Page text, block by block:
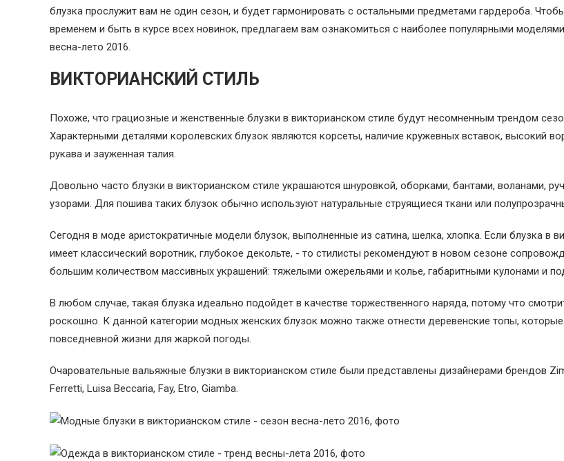
блузка прослужит вам не один сезон, и будет гармонировать с остальными предметами гардероба.
временем и быть в курсе всех новинок, предлагаем вам ознакомиться с наиболее популярными
весна-лето 2016.
ВИКТОРИАНСКИЙ СТИЛЬ
Похоже, что грациозные и женственные блузки в викторианском стиле будут несомненным трендом
Характерными деталями королевских блузок являются корсеты, наличие кружевных вставок, высокий
рукава и зауженная талия.
Довольно часто блузки в викторианском стиле украшаются шнуровкой, оборками, бантами, воланами,
узорами. Для пошива таких блузок обычно используют натуральные струящиеся ткани или
Сегодня в моде аристократичные модели блузок, выполненные из сатина, шелка, хлопка. Если блузка в
имеет классический воротник, глубокое декольте, - то стилисты рекомендуют в новом сезоне
большим количеством массивных украшений: тяжелыми ожерельями и колье, габаритными кулонами и
В любом случае, такая блузка идеально подойдет в качестве торжественного наряда, потому что
роскошно. К данной категории модных женских блузок можно также отнести деревенские топы,
повседневной жизни для жаркой погоды.
Очаровательные вальяжные блузки в викторианском стиле были представлены дизайнерами брендов
Ferretti, Luisa Beccaria, Fay, Etro, Giamba.